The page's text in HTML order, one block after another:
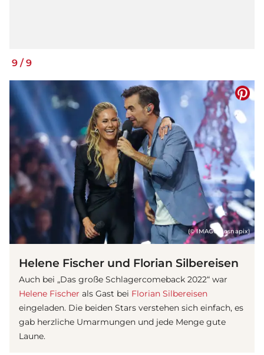
9 /9
(© IMAGO / osnapix)
Helene Fischer und Florian Silbereisen
Auch bei „Das große Schlagercomeback 2022“ war
Helene Fischer als Gast bei Florian Silbereisen
eingeladen. Die beiden Stars verstehen sich einfach, es
gab herzliche Umarmungen und jede Menge gute
Laune.